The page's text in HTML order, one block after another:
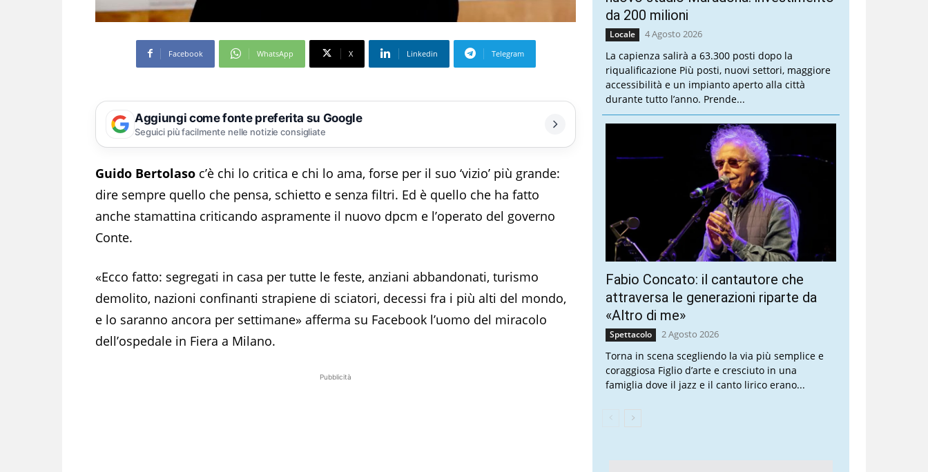
Facebook WhatsApp X Linkedin Telegram
Aggiungi come fonte preferita su Google
Seguici più facilmente nelle notizie consigliate
Guido Bertolaso c’è chi lo critica e chi lo ama, forse per il suo ‘vizio’ più grande:
dire sempre quello che pensa, schietto e senza filtri. Ed è quello che ha fatto
anche stamattina criticando aspramente il nuovo dpcm e l’operato del governo
Conte.
«Ecco fatto: segregati in casa per tutte le feste, anziani abbandonati, turismo
demolito, nazioni confinanti strapiene di sciatori, decessi fra i più alti del mondo,
e lo saranno ancora per settimane» afferma su Facebook l’uomo del miracolo
dell’ospedale in Fiera a Milano.
Pubblicità
da 200 milioni
Locale 4 Agosto 2026
La capienza salirà a 63.300 posti dopo la
riqualificazione Più posti, nuovi settori, maggiore
accessibilità e un impianto aperto alla città
durante tutto l’anno. Prende...
Fabio Concato: il cantautore che
attraversa le generazioni riparte da
«Altro di me»
Spettacolo 2 Agosto 2026
Torna in scena scegliendo la via più semplice e
coraggiosa Figlio d’arte e cresciuto in una
famiglia dove il jazz e il canto lirico erano...